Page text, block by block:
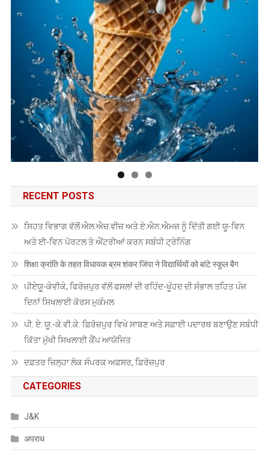
RECENT POSTS
ਸਿਹਤ ਵਿਭਾਗ ਵੱਲੋਂ ਐਲ.ਐਚ.ਵੀਜ਼ ਅਤੇ ਏ.ਐਨ.ਐਮਜ਼ ਨੂੰ ਦਿੱਤੀ ਗਈ ਯੂ-ਵਿਨ
ਅਤੇ ਈ-ਵਿਨ ਪੋਰਟਲ ਤੇ ਐਂਟਰੀਆਂ ਕਰਨ ਸਬੰਧੀ ਟ੍ਰੇਨਿੰਗ
शिक्षा क्रांति के तहत विधायक ब्रम शंकर जिंपा ने विद्यार्थियों को बांटे स्कूल बैग
ਪੀਏਯੂੑ-ਕੇਵੀਕੇ, ਫਿਰੋਜ਼ਪੁਰ ਵੱਲੋਂ ਫਸਲਾਂ ਦੀ ਰਹਿੰਦ-ਖੂੰਹਦ ਦੀ ਸੰਭਾਲ ਤਹਿਤ ਪੰਜ
ਦਿਨਾਂ ਸਿਖਲਾਈ ਕੋਰਸ ਮੁਕੰਮਲ
ਪੀ. ਏ. ਯੂ.-ਕੇ.ਵੀ.ਕੇ. ਫ਼ਿਰੋਜ਼ਪੁਰ ਵਿਖੇ ਸਾਬਣ ਅਤੇ ਸਫ਼ਾਈ ਪਦਾਰਥ ਬਣਾਉਣ ਸਬੰਧੀ
ਕਿੱਤਾ ਮੁੱਖੀ ਸਿਖਲਾਈ ਕੈਂਪ ਆਯੋਜਿਤ
ਦਫ਼ਤਰ ਜ਼ਿਲ੍ਹਾ ਲੋਕ ਸੰਪਰਕ ਅਫ਼ਸਰ, ਫ਼ਿਰੋਜ਼ਪੁਰ
CATEGORIES
J&K
अपराध